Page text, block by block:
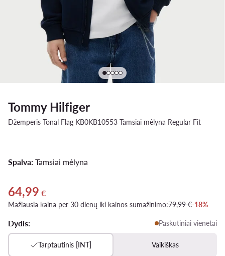
Tommy Hilfiger
Džemperis Tonal Flag KB0KB10553 Tamsiai mėlyna Regular Fit
Spalva: Tamsiai mėlyna
Dabartinė kaina 64,99 €
64,99 €
Mažiausia kaina per 30 dienų iki kainos sumažinimo:79,99 €-18%
Dydis: Paskutiniai vienetai
Tarptautinis [INT] Vaikiškas